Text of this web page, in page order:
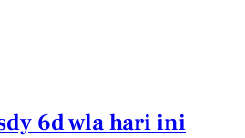
6d wla hari ini